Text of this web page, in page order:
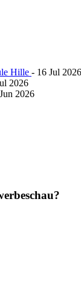
Hille - 16 Jul 2026
2026
2026